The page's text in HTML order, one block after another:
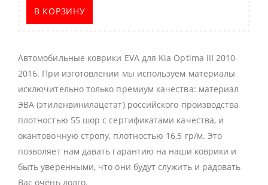
В КОРЗИНУ
Автомобильные коврики EVA для Kia Optima III 2010-
2016. При изготовлении мы используем материалы
исключительно только премиум качества: материал
ЭВА (этиленвинилацетат) российского производства
плотностью 55 шор с сертификатами качества, и
окантовочную стропу, плотностью 16,5 гр/м. Это
позволяет нам давать гарантию на наши коврики и
быть уверенными, что они будут служить и радовать
Вас очень долго.